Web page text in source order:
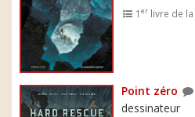
1er livre de
Point zéro
dessinateur